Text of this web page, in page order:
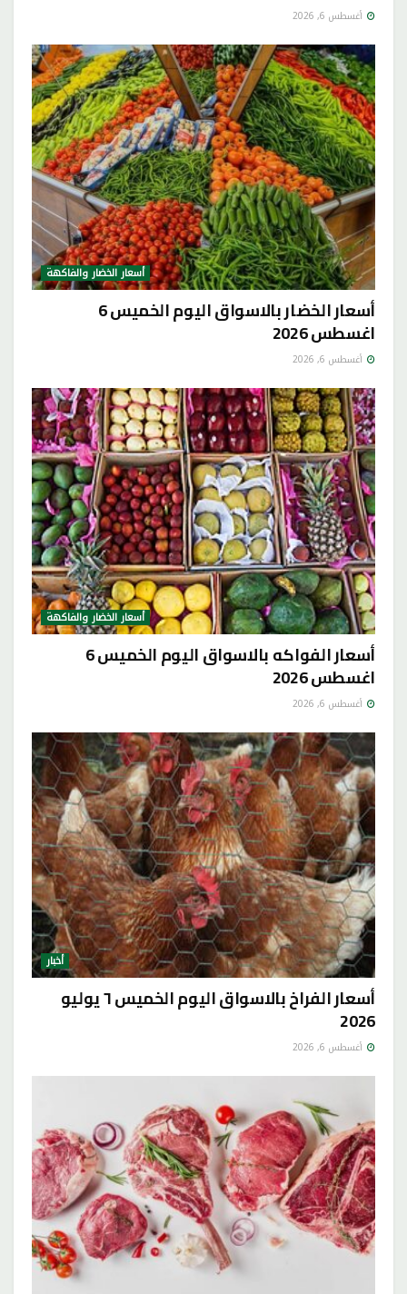
أغسطس 6, 2026
أسعار الخضار والفاكهة
أسعار الخضار بالاسواق اليوم الخميس 6
اغسطس 2026
أغسطس 6, 2026
أسعار الخضار والفاكهة
أسعار الفواكه بالاسواق اليوم الخميس 6
اغسطس 2026
أغسطس 6, 2026
أخبار
أسعار الفراخ بالاسواق اليوم الخميس ٦ يوليو
2026
أغسطس 6, 2026